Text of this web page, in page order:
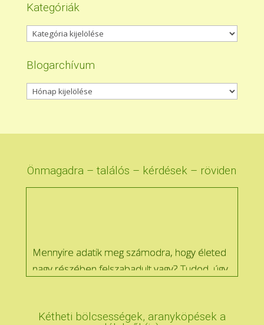
Kategóriák
Kategóriák
Blogarchívum
Blogarchívum
Önmagadra – találós – kérdések – röviden
Mennyire adatik meg számodra, hogy életed
nagy részében felszabadult vagy? Tudod, úgy,
Kétheti bölcsességek, aranyköpések a